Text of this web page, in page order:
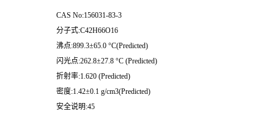
CAS No:156031-83-3
分子式:C42H66O16
沸点:899.3±65.0 °C(Predicted)
闪光点:262.8±27.8 °C (Predicted)
折射率:1.620 (Predicted)
密度:1.42±0.1 g/cm3(Predicted)
安全说明:45